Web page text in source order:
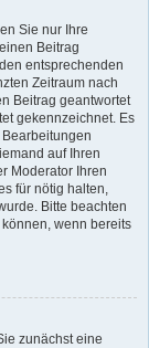
Sie nur Ihre
Beitrag
entsprechenden
Zeitraum nach
Beitrag geantwortet
gekennzeichnet. Es
auf Ihren
Moderator Ihren
für nötig halten,
Bitte beachten
wenn bereits
zunächst eine